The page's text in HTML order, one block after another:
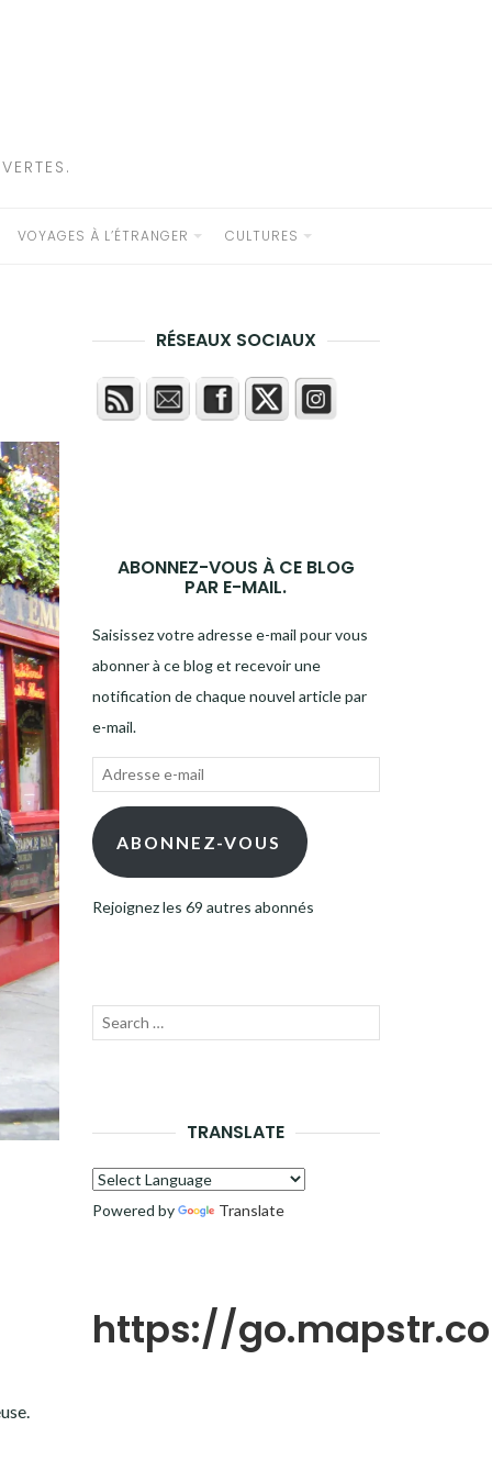
VOYAGES À L’ÉTRANGER CULTURES
RÉSEAUX SOCIAUX
ABONNEZ-VOUS À CE BLOG
PAR E-MAIL.
Saisissez votre adresse e-mail pour vous
abonner à ce blog et recevoir une
notification de chaque nouvel article par
e-mail.
Adresse
mail ABONNEZ-VOUS
Rejoignez les 69 autres abonnés
Recherche
TRANSLATE
Powered by Translate
https://